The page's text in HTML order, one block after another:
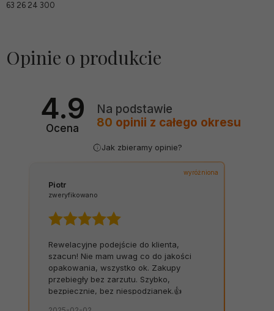
63 26 24 300
Opinie o produkcie
4.9
Ocena
Na podstawie
80 opinii z całego okresu
Jak zbieramy opinie?
wyróżniona
Piotr
zweryfikowano
Rewelacyjne podejście do klienta,
szacun! Nie mam uwag co do jakości
opakowania, wszystko ok. Zakupy
przebiegły bez zarzutu. Szybko,
bezpiecznie, bez niespodzianek.👍️